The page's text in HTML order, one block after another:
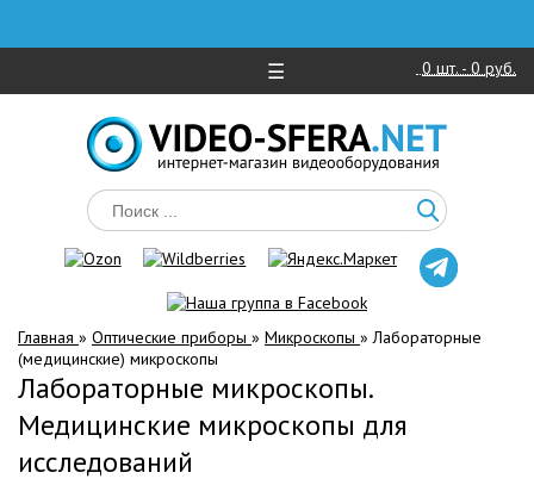
☰ 0 шт. - 0 руб.
Главная » Оптические приборы » Микроскопы »Лабораторные
(медицинские) микроскопы
Лабораторные микроскопы.
Медицинские микроскопы для
исследований